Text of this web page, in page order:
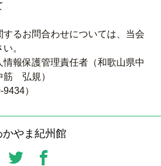
るお問合わせについては、当会
。
報保護管理責任者（和歌山県中
筋 弘規）
）
かやま紀州館